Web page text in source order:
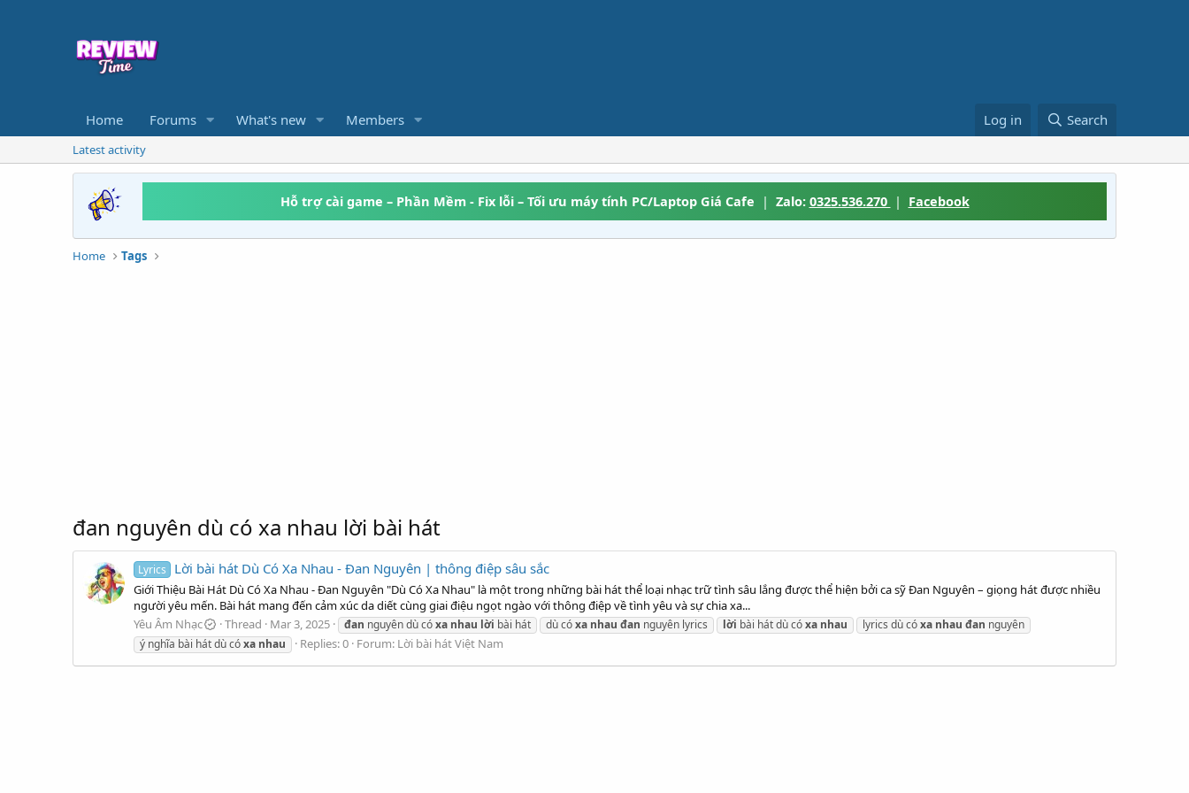
Home Forums What's new Members Log in Search
Latest activity
Hỗ trợ cài game – Phần Mềm - Fix lỗi – Tối ưu máy tính PC/Laptop Giá Cafe | Zalo: 0325.536.270 | Facebook
Home Tags
đan nguyên dù có xa nhau lời bài hát
Lyrics Lời bài hát Dù Có Xa Nhau - Đan Nguyên | thông điệp sâu sắc
Giới Thiệu Bài Hát Dù Có Xa Nhau - Đan Nguyên "Dù Có Xa Nhau" là một trong những bài hát thể loại nhạc trữ tình sâu lắng được thể hiện bởi ca sỹ Đan Nguyên – giọng hát được nhiều
người yêu mến. Bài hát mang đến cảm xúc da diết cùng giai điệu ngọt ngào với thông điệp về tình yêu và sự chia xa...
Yêu Âm Nhạc
Thread Mar 3, 2025 đan nguyên dù cóxa nhau lời bài hát dù cóxa nhau đan nguyên lyrics lời bài hát dù cóxa nhau lyrics dù cóxa nhau đan nguyên
ý nghĩa bài hát dù cóxa nhau Replies: 0 Forum: Lời bài hát Việt Nam